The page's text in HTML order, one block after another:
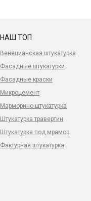
НАШ ТОП
Венецианская штукатурка
Фасадные штукатурки
Фасадные краски
Микроцемент
Марморино штукатурка
Штукатурка травертин
Штукатурка под мрамор
Фактурная штукатурка